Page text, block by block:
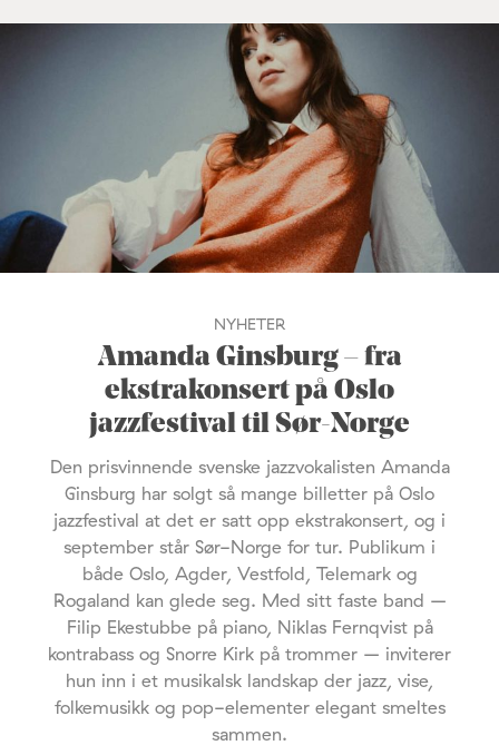
NYHETER
Amanda Ginsburg – fra
ekstrakonsert på Oslo
jazzfestival til Sør-Norge
Den prisvinnende svenske jazzvokalisten Amanda
Ginsburg har solgt så mange billetter på Oslo
jazzfestival at det er satt opp ekstrakonsert, og i
september står Sør-Norge for tur. Publikum i
både Oslo, Agder, Vestfold, Telemark og
Rogaland kan glede seg. Med sitt faste band –
Filip Ekestubbe på piano, Niklas Fernqvist på
kontrabass og Snorre Kirk på trommer – inviterer
hun inn i et musikalsk landskap der jazz, vise,
folkemusikk og pop-elementer elegant smeltes
sammen.